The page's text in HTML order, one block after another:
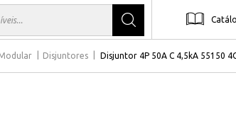
Disjuntores Disjuntor 4P 50A C 4,5kA 55150